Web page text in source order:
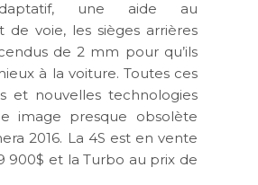
une aide au
de voie, les sièges arrières
de 2 mm pour qu’ils
à la voiture. Toutes ces
et nouvelles technologies
image presque obsolète
2016. La 4S est en vente
900$ et la Turbo au prix de